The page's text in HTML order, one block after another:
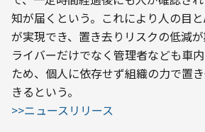
知が届くという。これにより人の目
が実現でき、置き去りリスクの低減
ライバーだけでなく管理者なども車
ため、個人に依存せず組織の力で置
きるという。
>>ニュースリリース